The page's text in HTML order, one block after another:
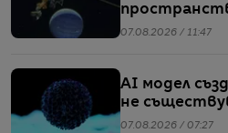
07.08.2026 / 11:47
AI модел
не
07.08.2026 / 07:27